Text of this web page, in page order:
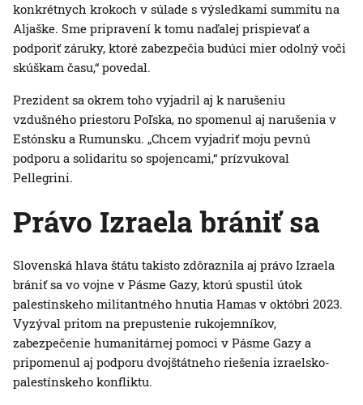
konkrétnych krokoch v súlade s výsledkami summitu na
Aljaške. Sme pripravení k tomu naďalej prispievať a
podporiť záruky, ktoré zabezpečia budúci mier odolný voči
skúškam času,“ povedal.
Prezident sa okrem toho vyjadril aj k narušeniu
vzdušného priestoru Poľska, no spomenul aj narušenia v
Estónsku a Rumunsku. „Chcem vyjadriť moju pevnú
podporu a solidaritu so spojencami,“ prízvukoval
Pellegrini.
Právo Izraela brániť sa
Slovenská hlava štátu takisto zdôraznila aj právo Izraela
brániť sa vo vojne v Pásme Gazy, ktorú spustil útok
palestínskeho militantného hnutia Hamas v októbri 2023.
Vyzýval pritom na prepustenie rukojemníkov,
zabezpečenie humanitárnej pomoci v Pásme Gazy a
pripomenul aj podporu dvojštátneho riešenia izraelsko-
palestínskeho konfliktu.